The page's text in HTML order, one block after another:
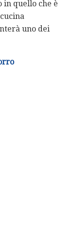
quello che è
uno dei